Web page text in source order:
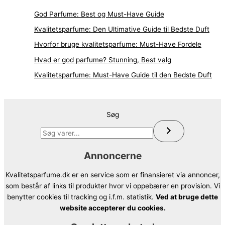
God Parfume: Best og Must-Have Guide
Kvalitetsparfume: Den Ultimative Guide til Bedste Duft
Hvorfor bruge kvalitetsparfume: Must-Have Fordele
Hvad er god parfume? Stunning, Best valg
Kvalitetsparfume: Must-Have Guide til den Bedste Duft
Søg
Annoncerne
Kvalitetsparfume.dk er en service som er finansieret via annoncer,
som består af links til produkter hvor vi oppebærer en provision. Vi
benytter cookies til tracking og i.f.m. statistik. Ved at bruge dette
website accepterer du cookies.